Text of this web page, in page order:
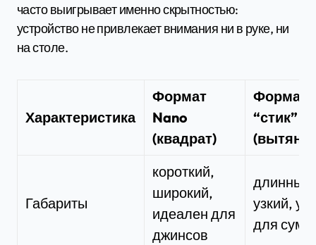
часто выигрывает именно скрытностью:
устройство не привлекает внимания ни в руке, ни
на столе.
Характеристика
Формат
Nano
(квадрат)
Формат
“стик”
Габариты
короткий,
широкий,
идеален для
джинсов
длинный,
узкий,
для